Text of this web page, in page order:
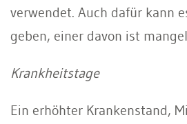
verwendet. Auch dafür kann
geben, einer davon ist
Krankheitstage
Ein erhöhter Krankenstand,